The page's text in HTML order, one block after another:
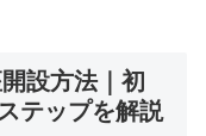
設方法｜初
テップを解説